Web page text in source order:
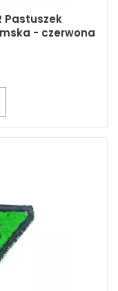
Pastuszek
- czerwona